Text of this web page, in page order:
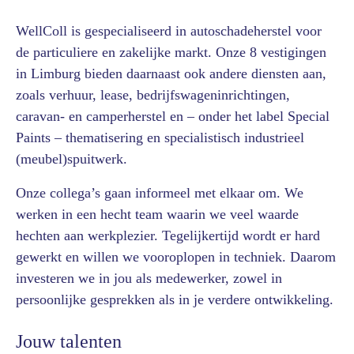
WellColl is gespecialiseerd in autoschadeherstel voor
de particuliere en zakelijke markt. Onze 8 vestigingen
in Limburg bieden daarnaast ook andere diensten aan,
zoals verhuur, lease, bedrijfswageninrichtingen,
caravan- en camperherstel en – onder het label Special
Paints – thematisering en specialistisch industrieel
(meubel)spuitwerk.
Onze collega’s gaan informeel met elkaar om. We
werken in een hecht team waarin we veel waarde
hechten aan werkplezier. Tegelijkertijd wordt er hard
gewerkt en willen we vooroplopen in techniek. Daarom
investeren we in jou als medewerker, zowel in
persoonlijke gesprekken als in je verdere ontwikkeling.
Jouw talenten